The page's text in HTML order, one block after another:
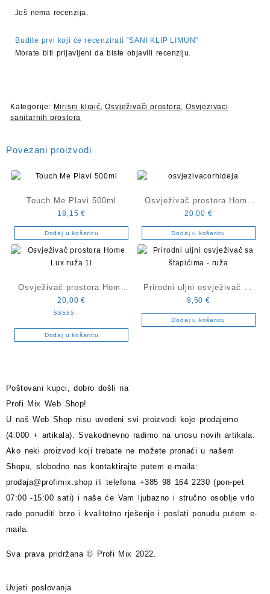
Još nema recenzija.
Budite prvi koji će recenzirati “SANI KLIP LIMUN”
Morate biti prijavljeni da biste objavili recenziju.
Kategorije: Mirisni klipić,Osvježivači prostora,Osvjezivaci
sanitarnih prostora
Povezani proizvodi
Touch Me Plavi 500ml
18,15€
Dodaj u košaricu
Osvježivač prostora Home
Lux orhideja 1l
20,00 €
Dodaj u košaricu
Osvježivač prostora Home
Lux ruža 1l
20,00€
5.00
od 5
Dodaj u košaricu
Prirodni uljni osvježivač sa
štapićima – ruža
9,50 €
Dodaj u košaricu
Poštovani kupci, dobro došli na
Profi Mix Web Shop!
U naš Web Shop nisu uvedeni svi proizvodi koje prodajemo
(4.000 + artikala). Svakodnevno radimo na unosu novih artikala.
Ako neki proizvod koji trebate ne možete pronaći u našem
Shopu, slobodno nas kontaktirajte putem e-maila:
prodaja@profimix.shop ili telefona +385 98 164 2230 (pon-pet
07:00 -15:00 sati) i naše će Vam ljubazno i stručno osoblje vrlo
rado ponuditi brzo i kvalitetno rješenje i poslati ponudu putem e-
maila.
Sva prava pridržana © Profi Mix 2022.
Uvjeti poslovanja